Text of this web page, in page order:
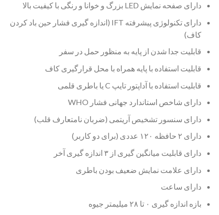
دارای صفحه نمایش LED بزرگ و خوانا و رنگی با کیفیت بالا
دارای تکنولوژی پیشرفته IFT (اندازه گیری فشار حین باد کردن
کاف)
قابلیت جدا شدن از پایه به منظور حمل در سفر
قابلیت استفاده با پایه همراه با محل قرارگیری کاف
قابلیت استفاده با آداپتور تایپ C یا باطری قلمی
دارای شاخص استاندارد جهانی فشار WHO
دارای سنسور تشخیص آریتمی (ضربان نامتعارف قلب)
دارای ۲ حافظه ۱۲۰ عددی (برای دو کاربر)
دارای قابلیت میانگین گیری از ۳ اندازه گیری آخر
دارای علامت نمایش ضعیف بودن باطری
دارای ساعت
بازه اندازه گیری ۰ تا ۲۸ میلیمتر جیوه